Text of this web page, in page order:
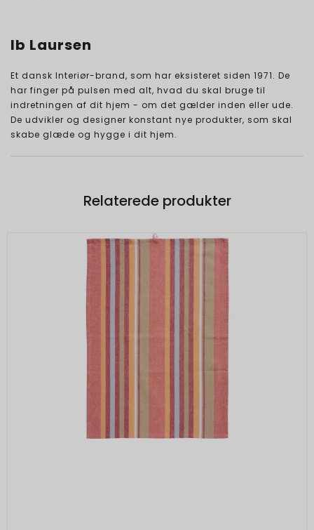
Ib Laursen
Et dansk Interiør-brand, som har eksisteret siden 1971. De
har finger på pulsen med alt, hvad du skal bruge til
indretningen af dit hjem - om det gælder inden eller ude.
De udvikler og designer konstant nye produkter, som skal
skabe glæde og hygge i dit hjem.
Relaterede produkter